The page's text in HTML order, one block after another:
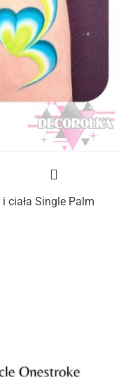
ciała Single Palm